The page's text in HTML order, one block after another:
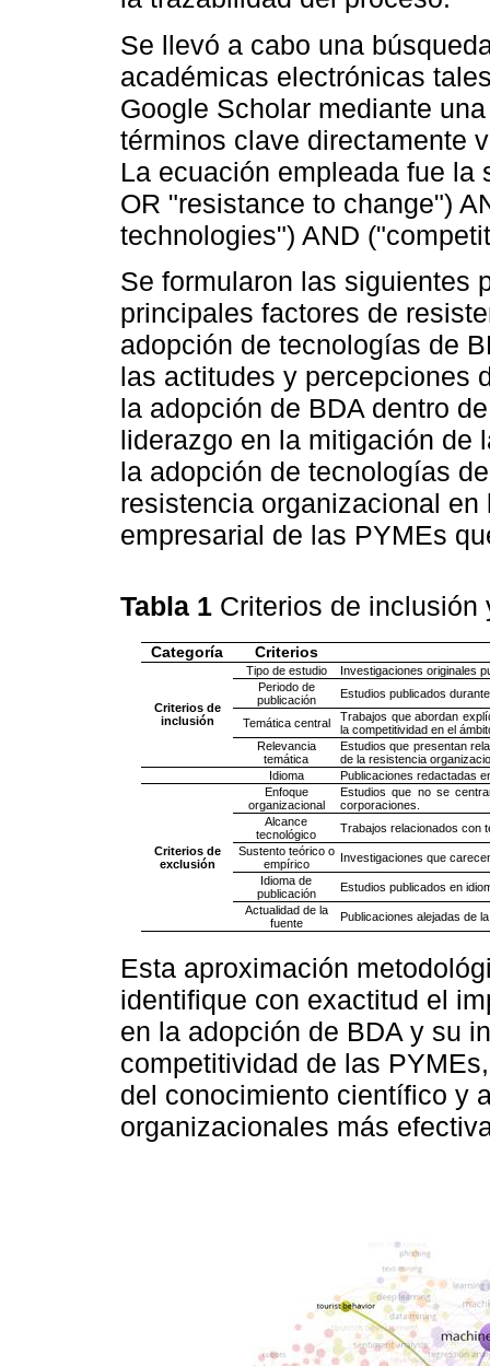
Se llevó a cabo una
académicas electrónicas
Google Scholar mediante
términos clave directamente
La ecuación empleada fue
OR "resistance to change")
technologies") AND
Se formularon las siguientes
principales factores de
adopción de tecnologías de
las actitudes y percepciones
la adopción de BDA dentro
liderazgo en la mitigación de
la adopción de tecnologías
resistencia organizacional
empresarial de las PYMEs
Tabla 1 Criterios de
Categoría Criterios
Criterios de
inclusión
Tipo de estudio
Investigaciones originales
Periodo de
publicación
Estudios publicados
Temática central
Trabajos que abordan
la competitividad en el
Relevancia
temática
Estudios que presentan
de la resistencia
Idioma
Publicaciones redactadas
Criterios de
exclusión
Enfoque
organizacional
Estudios que no se
corporaciones.
Alcance
tecnológico
Trabajos relacionados con
Sustento teórico o
empírico
Investigaciones que
Idioma de
publicación
Estudios publicados en
Actualidad de la
fuente
Publicaciones alejadas de
Esta aproximación
identifique con exactitud el
en la adopción de BDA y su
competitividad de las
del conocimiento científico y
organizacionales más